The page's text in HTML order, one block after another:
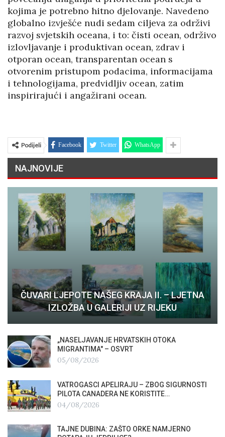
kojima je potrebno hitno djelovanje. Navedeno
globalno izvješće nudi sedam ciljeva za održivi
razvoj svjetskih oceana, i to: čisti ocean, održivo
izlovljavanje i produktivan ocean, zdrav i
otporan ocean, transparentan ocean s
otvorenim pristupom podacima, informacijama
i tehnologijama, predvidljiv ocean, zatim
inspirirajući i angažirani ocean.
Podijeli Facebook Twitter WhatsApp
NAJNOVIJE
ČUVARI LJEPOTE NAŠEG KRAJA II. – LJETNA
IZLOŽBA U GALERIJI UZ RIJEKU
„NASELJAVANJE HRVATSKIH OTOKA
MIGRANTIMA″ – OSVRT
05/08/2026
VATROGASCI APELIRAJU – ZBOG SIGURNOSTI
PILOTA CANADERA NE KORISTITE…
04/08/2026
TAJNE DUBINA: ZAŠTO ORKE NAMJERNO